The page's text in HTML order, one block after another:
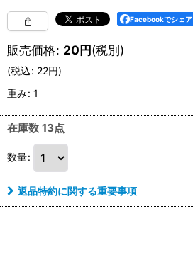
Facebookでシェア
販売価格: 20円(税別)
(税込: 22円)
重み: 1
在庫数 13点
数量:
返品特約に関する重要事項